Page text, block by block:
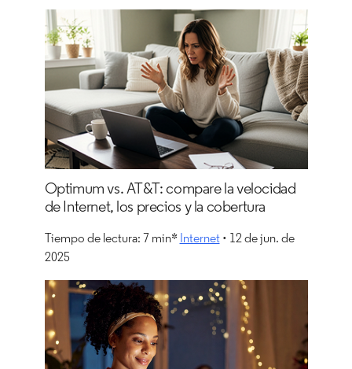
Optimum vs. AT&T: compare la velocidad
de Internet, los precios y la cobertura
Tiempo de lectura: 7 min* Internet• 12 de jun. de
2025